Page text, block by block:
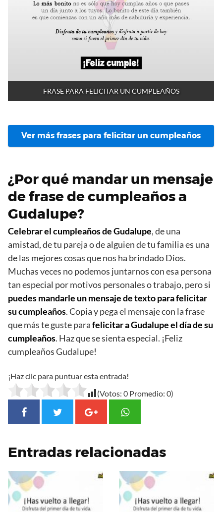
FRASE PARA FELICITAR UN CUMPLEAÑOS
Ver más frases para felicitar un cumpleaños
¿Por qué mandar un mensaje
de frase de cumpleaños a
Gudalupe?
Celebrar el cumpleaños de Gudalupe, de una
amistad, de tu pareja o de alguien de tu familia es una
de las mejores cosas que nos ha brindado Dios.
Muchas veces no podemos juntarnos con esa persona
tan especial por motivos personales o trabajo, pero si
puedes mandarle un mensaje de texto para felicitar
su cumpleaños. Copia y pega el mensaje con la frase
que más te guste parafelicitar a Gudalupe el día de su
cumpleaños. Haz que se sienta especial. ¡Feliz
cumpleaños Gudalupe!
¡Haz clic para puntuar esta entrada!
(Votos: 0 Promedio: 0)
Entradas relacionadas